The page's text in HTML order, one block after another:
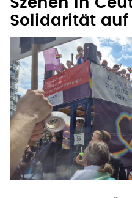
Solidarität auf